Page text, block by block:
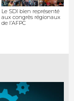
Le SDI bien représenté
aux congrès régionaux
de l’AFPC